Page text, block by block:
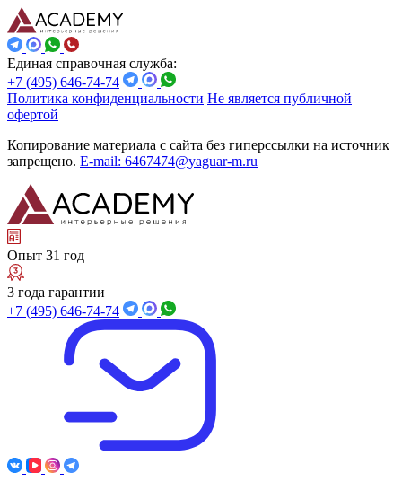
Единая справочная служба:
+7 (495) 646-74-74
Политика конфиденциальности Не является публичной
офертой
Копирование материала с сайта без гиперссылки на источник
запрещено. E-mail: 6467474@yaguar-m.ru
Опыт 31 год
3 года гарантии
+7 (495) 646-74-74